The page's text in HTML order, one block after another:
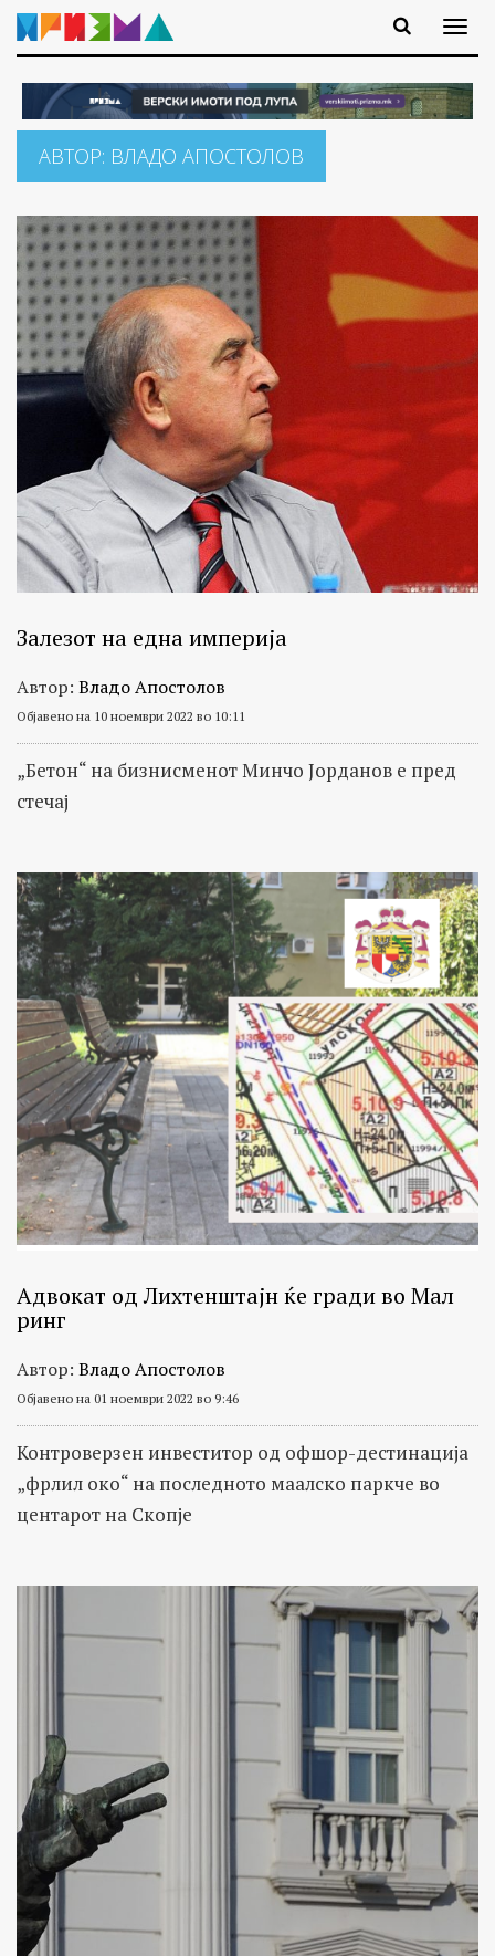
АВТОР: ВЛАДО АПОСТОЛОВ
Залезот на една империја
Автор: Владо Апостолов
Објавено на 10 ноември 2022 во 10:11
„Бетон“ на бизнисменот Минчо Јорданов е пред
стечај
Адвокат од Лихтенштајн ќе гради во Мал
ринг
Автор: Владо Апостолов
Објавено на 01 ноември 2022 во 9:46
Контроверзен инвеститор од офшор-дестинација
„фрлил око“ на последното маалско паркче во
центарот на Скопје